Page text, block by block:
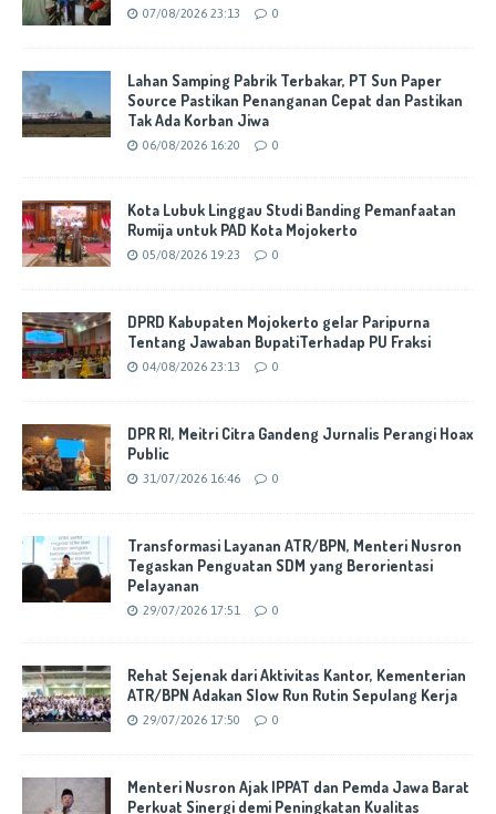
07/08/2026 23:13 0
Lahan Samping Pabrik Terbakar, PT Sun Paper
Source Pastikan Penanganan Cepat dan Pastikan
Tak Ada Korban Jiwa
06/08/2026 16:20 0
Kota Lubuk Linggau Studi Banding Pemanfaatan
Rumija untuk PAD Kota Mojokerto
05/08/2026 19:23 0
DPRD Kabupaten Mojokerto gelar Paripurna
Tentang Jawaban BupatiTerhadap PU Fraksi
04/08/2026 23:13 0
DPR RI, Meitri Citra Gandeng Jurnalis Perangi Hoax
Public
31/07/2026 16:46 0
Transformasi Layanan ATR/BPN, Menteri Nusron
Tegaskan Penguatan SDM yang Berorientasi
Pelayanan
29/07/2026 17:51 0
Rehat Sejenak dari Aktivitas Kantor, Kementerian
ATR/BPN Adakan Slow Run Rutin Sepulang Kerja
29/07/2026 17:50 0
Menteri Nusron Ajak IPPAT dan Pemda Jawa Barat
Perkuat Sinergi demi Peningkatan Kualitas